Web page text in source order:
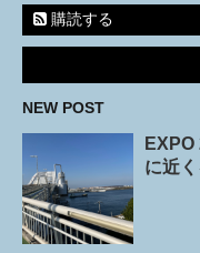
購読する
NEW POST
EXPO
に近